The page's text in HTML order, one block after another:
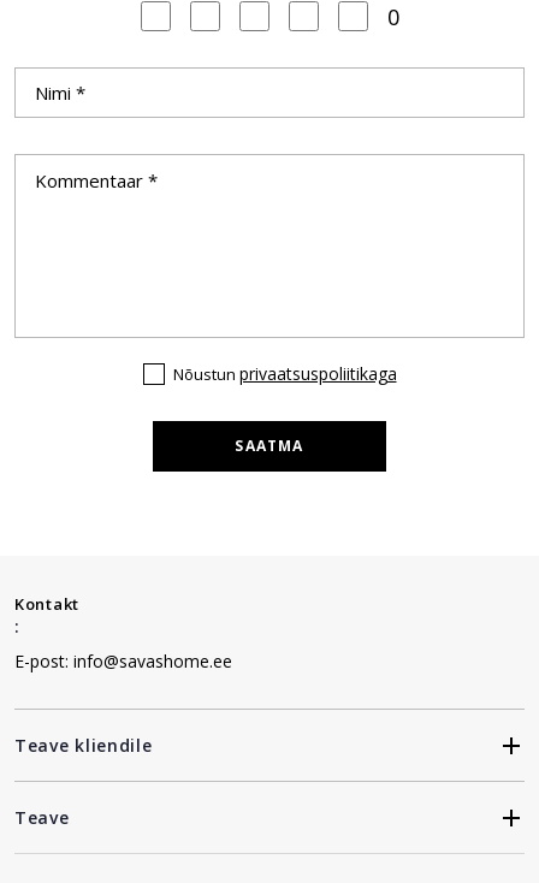
0
Nõustun privaatsuspoliitikaga
SAATMA
Kontakt
:
E-post: info@savashome.ee
Teave kliendile
Teave